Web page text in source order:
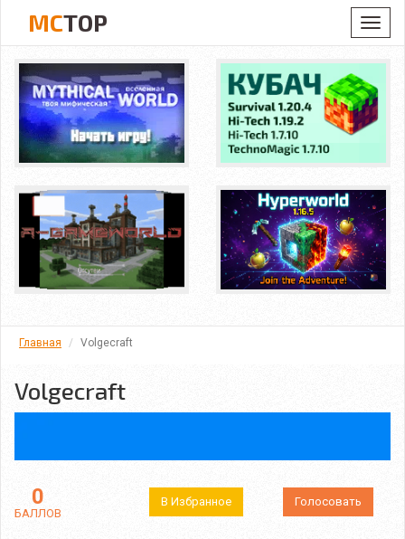
MCTOP
Главная Volgecraft
Volgecraft
0
БАЛЛОВ
В Избранное Голосовать